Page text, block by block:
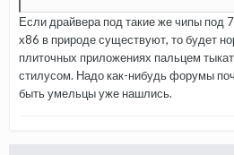
Если драйвера под такие же чипы
x86 в природе существуют, то будет
плиточных приложениях пальцем
стилусом. Надо как-нибудь форумы
быть умельцы уже нашлись.